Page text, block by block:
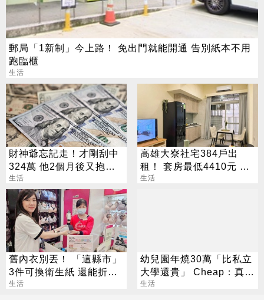
郵局「1新制」今上路！ 免出門就能開通 告別紙本不用
跑臨櫃
生活
財神爺忘記走！才剛刮中
324萬 他2個月後又抱回
3243萬
生活
高雄大寮社宅384戶出
租！ 套房最低4410元 這
日起開放申請
生活
舊內衣別丟！ 「這縣市」
3件可換衛生紙 還能折現
金
生活
幼兒園年燒30萬「比私立
大學還貴」 Cheap：真心
敬佩願意生
生活